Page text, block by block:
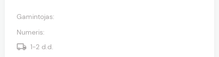
Gamintojas:
Numeris:
1-2 d.d.